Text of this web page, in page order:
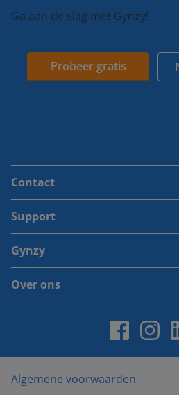
Ga aan de slag met Gynzy!
Probeer gratis
Contact
Support
Gynzy
Over ons
Algemene voorwaarden